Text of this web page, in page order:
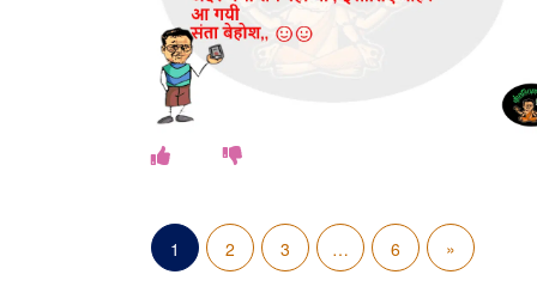
P1 2 3 … 6
N
»